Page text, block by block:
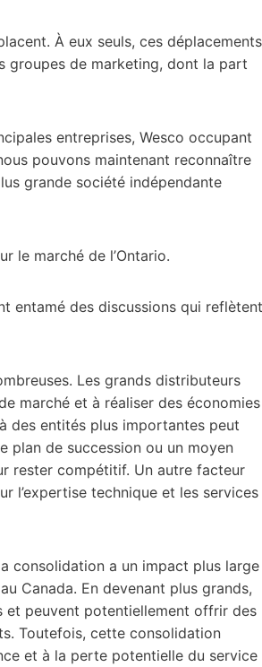
À eux seuls, ces déplacements
groupes de marketing, dont la part
entreprises, Wesco occupant
pouvons maintenant reconnaître
grande société indépendante
le marché de l’Ontario.
entamé des discussions qui reflètent
Les grands distributeurs
marché et à réaliser des économies
des entités plus importantes peut
plan de succession ou un moyen
rester compétitif. Un autre facteur
l’expertise technique et les services
consolidation a un impact plus large
Canada. En devenant plus grands,
et peuvent potentiellement offrir des
Toutefois, cette consolidation
et à la perte potentielle du service